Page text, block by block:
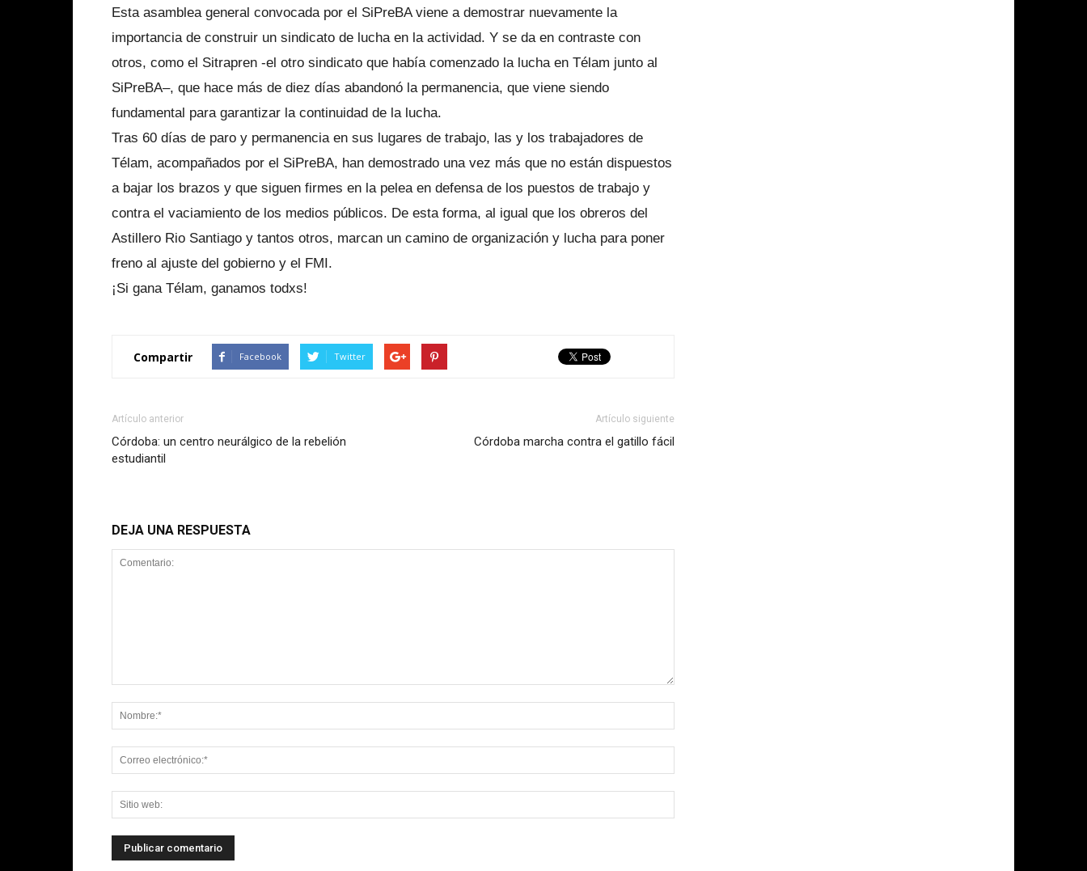
Esta asamblea general convocada por el SiPreBA viene a demostrar nuevamente la
importancia de construir un sindicato de lucha en la actividad. Y se da en contraste con
otros, como el Sitrapren -el otro sindicato que había comenzado la lucha en Télam junto al
SiPreBA–, que hace más de diez días abandonó la permanencia, que viene siendo
fundamental para garantizar la continuidad de la lucha.
Tras 60 días de paro y permanencia en sus lugares de trabajo, las y los trabajadores de
Télam, acompañados por el SiPreBA, han demostrado una vez más que no están dispuestos
a bajar los brazos y que siguen firmes en la pelea en defensa de los puestos de trabajo y
contra el vaciamiento de los medios públicos. De esta forma, al igual que los obreros del
Astillero Rio Santiago y tantos otros, marcan un camino de organización y lucha para poner
freno al ajuste del gobierno y el FMI.
¡Si gana Télam, ganamos todxs!
Compartir Facebook Twitter
Artículo anterior
Córdoba: un centro neurálgico de la rebelión
estudiantil
Artículo siguiente
Córdoba marcha contra el gatillo fácil
DEJA UNA RESPUESTA